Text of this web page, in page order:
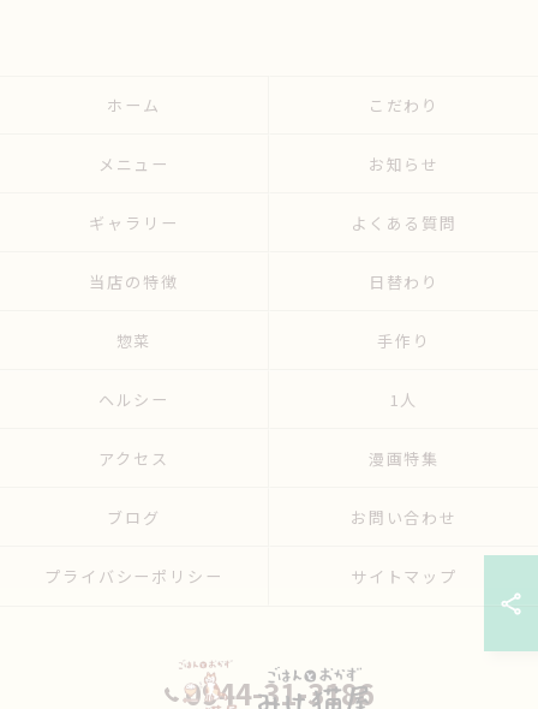
0944-31-3186
ホーム こだわり
メニュー お知らせ
ギャラリー よくある質問
当店の特徴 日替わり
惣菜 手作り
ヘルシー 1人
アクセス 漫画特集
ブログ お問い合わせ
プライバシーポリシー サイトマップ